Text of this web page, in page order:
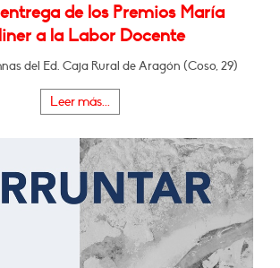
de los Premios María
a la Labor Docente
del Ed. Caja Rural de Aragón (Coso, 29)
Leer más...